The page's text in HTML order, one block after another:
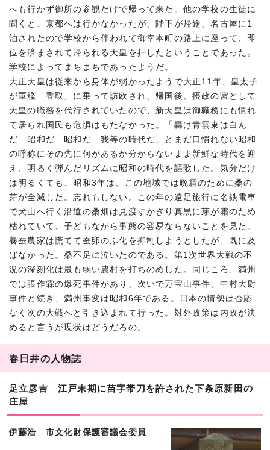
へも行かず御所の参観だけで帰って来た。他の学校の生徒に
聞くと、京都へは行かなかったが、陛下が帰途、名古屋に1
泊されたので学校から伴われて御幸本町の路上に座って、即
位を済まされて帰られる天皇を拝したということであった。
学校によってまちまちであったようだ。
大正天皇は従来から身体が弱かったようで大正11年、皇太子
が軍艦「香取」に乗って訪欧され、帰国後、摂政の宮として
天皇の職務を代行されていたので、新天皇は御職務にも慣れ
て居られ国民も危惧はもたなかった。「轟け青雲東は白ん
だ 昭和だ 昭和だ 我等の時代だ」とまだ口慣れない昭和
の呼称にその先に何があるか分からないまま新鮮な時代を迎
え、明るく弾んだリズムに昭和の時代を謳歌した。気分だけ
は明るくても、昭和3年は、この地域では晩霜のために桑の
芽が全滅した。忘れもしない。この年の遠足旅行に名鉄電車
で犬山へ行く沿道の桑畑は見渡すかぎり真黒に芽が霜のため
枯れていて、子どもながら事態の容易ならないことを見た。
養蚕農家は慌てて蚕卵のふ化を抑制しようとしたが、既に及
ばなかった。桑不足に泣いたのである。第1次世界大戦の不
況の深刻化は最も弱い農村を打ちのめした。同じころ、満州
では張作霖の爆死事件があり、次いで万宝山事件、中村大尉
事件と続き、満州事変は昭和6年である。日本の情勢は否応
なく次の大戦へと引き込まれて行った。対外政策は内政が決
めると言うが現状はどうだろの。
春日井の人物誌
足立彦吉 江戸末期に苗字帯刀を許された下条原新田の
庄屋
伊藤浩 市文化財保護審議会委員